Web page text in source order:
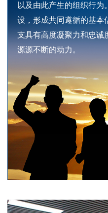
以及由此产生的组织行为
设，形成共同遵循的基本
支具有高度凝聚力和忠诚
源源不断的动力。